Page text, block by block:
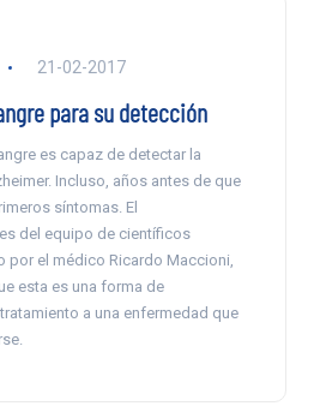
21-02-2017
para su detección
es capaz de detectar la
Incluso, años antes de que
síntomas. El
del equipo de científicos
por el médico Ricardo Maccioni,
esta es una forma de
a una enfermedad que